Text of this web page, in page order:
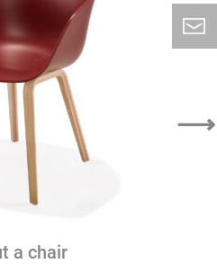
a chair
⟶